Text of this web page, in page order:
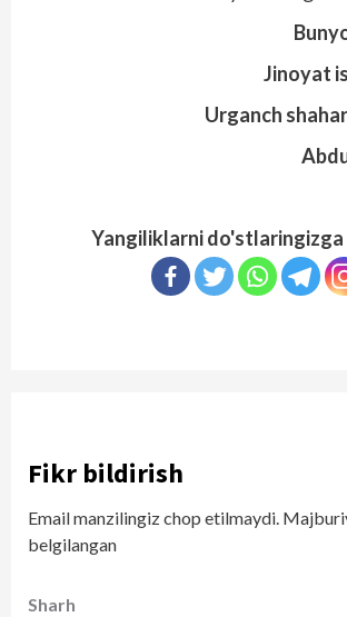
Jinoyat
Urganch
Yangiliklarni do'stlaringizga
Fikr bildirish
Email manzilingiz chop etilmaydi.
belgilangan
Sharh